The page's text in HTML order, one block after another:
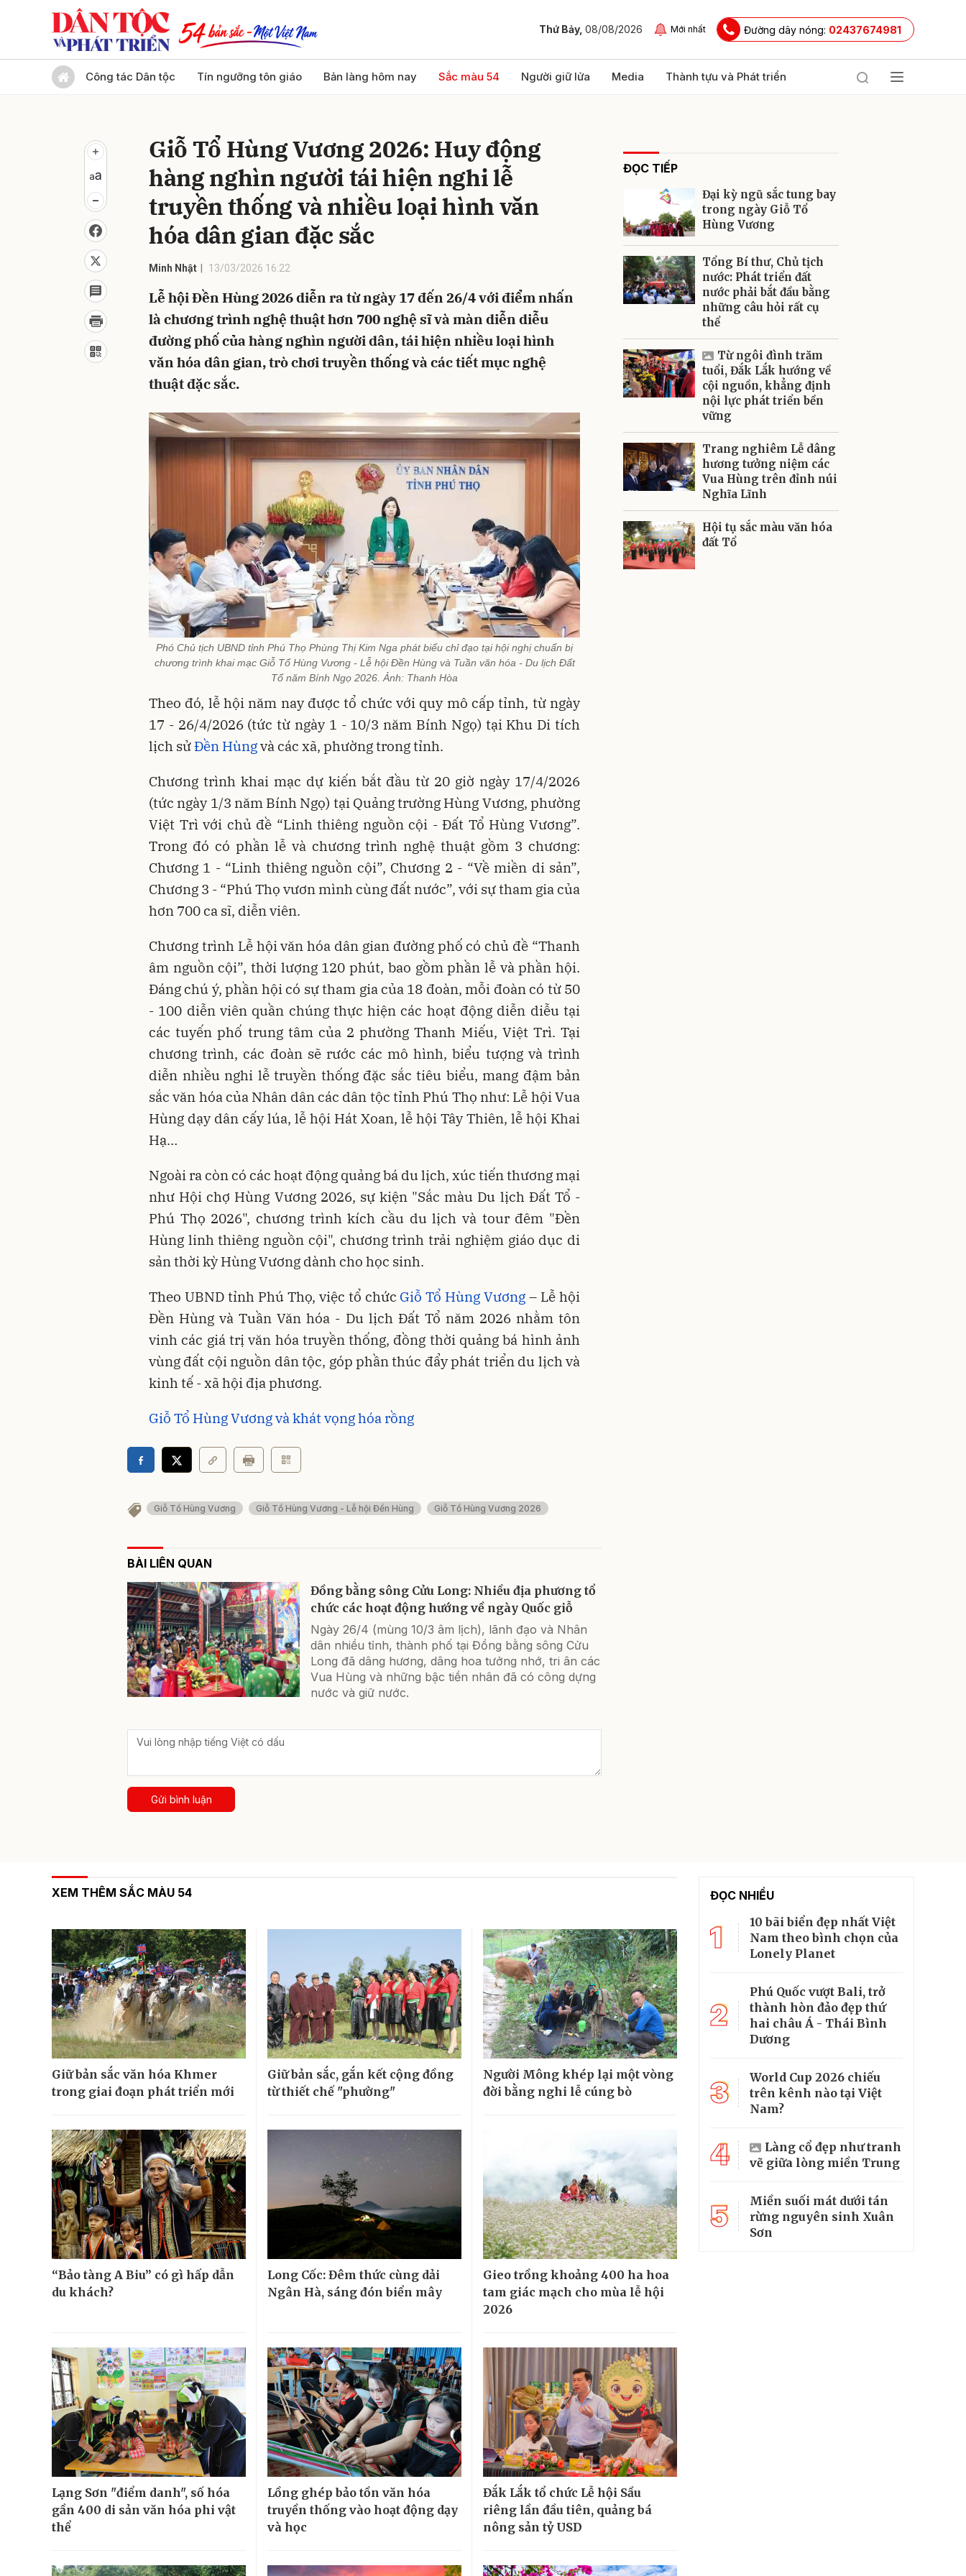
Thứ Bảy, 08/08/2026 Mới nhất Đường dây nóng: 02437674981
Công tác Dân tộc Tín ngưỡng tôn giáo Bản làng hôm nay Sắc màu 54 Người giữ lửa Media Thành tựu và Phát triển
Giỗ Tổ Hùng Vương 2026: Huy động
hàng nghìn người tái hiện nghi lễ
truyền thống và nhiều loại hình văn
hóa dân gian đặc sắc
Minh Nhật 13/03/2026 16:22
Lễ hội Đền Hùng 2026 diễn ra từ ngày 17 đến 26/4 với điểm nhấn
là chương trình nghệ thuật hơn 700 nghệ sĩ và màn diễn diễu
đường phố của hàng nghìn người dân, tái hiện nhiều loại hình
văn hóa dân gian, trò chơi truyền thống và các tiết mục nghệ
thuật đặc sắc.
Phó Chủ tịch UBND tỉnh Phú Thọ Phùng Thị Kim Nga phát biểu chỉ đạo tại hội nghị chuẩn bị
chương trình khai mạc Giỗ Tổ Hùng Vương - Lễ hội Đền Hùng và Tuần văn hóa - Du lịch Đất
Tổ năm Bính Ngọ 2026. Ảnh: Thanh Hòa
Theo đó, lễ hội năm nay được tổ chức với quy mô cấp tỉnh, từ ngày
17 - 26/4/2026 (tức từ ngày 1 - 10/3 năm Bính Ngọ) tại Khu Di tích
lịch sửĐền Hùngvà các xã, phường trong tỉnh.
Chương trình khai mạc dự kiến bắt đầu từ 20 giờ ngày 17/4/2026
(tức ngày 1/3 năm Bính Ngọ) tại Quảng trường Hùng Vương, phường
Việt Trì với chủ đề “Linh thiêng nguồn cội - Đất Tổ Hùng Vương”.
Trong đó có phần lễ và chương trình nghệ thuật gồm 3 chương:
Chương 1 - “Linh thiêng nguồn cội”, Chương 2 - “Về miền di sản”,
Chương 3 - “Phú Thọ vươn mình cùng đất nước”, với sự tham gia của
hơn 700 ca sĩ, diễn viên.
Chương trình Lễ hội văn hóa dân gian đường phố có chủ đề “Thanh
âm nguồn cội”, thời lượng 120 phút, bao gồm phần lễ và phần hội.
Đáng chú ý, phần hội có sự tham gia của 18 đoàn, mỗi đoàn có từ 50
- 100 diễn viên quần chúng thực hiện các hoạt động diễn diễu tại
các tuyến phố trung tâm của 2 phường Thanh Miếu, Việt Trì. Tại
chương trình, các đoàn sẽ rước các mô hình, biểu tượng và trình
diễn nhiều nghi lễ truyền thống đặc sắc tiêu biểu, mang đậm bản
sắc văn hóa của Nhân dân các dân tộc tỉnh Phú Thọ như: Lễ hội Vua
Hùng dạy dân cấy lúa, lễ hội Hát Xoan, lễ hội Tây Thiên, lễ hội Khai
Hạ…
Ngoài ra còn có các hoạt động quảng bá du lịch, xúc tiến thương mại
như Hội chợ Hùng Vương 2026, sự kiện "Sắc màu Du lịch Đất Tổ -
Phú Thọ 2026", chương trình kích cầu du lịch và tour đêm "Đền
Hùng linh thiêng nguồn cội", chương trình trải nghiệm giáo dục di
sản thời kỳ Hùng Vương dành cho học sinh.
Theo UBND tỉnh Phú Thọ, việc tổ chức Giỗ Tổ Hùng Vương – Lễ hội
Đền Hùng và Tuần Văn hóa - Du lịch Đất Tổ năm 2026 nhằm tôn
vinh các giá trị văn hóa truyền thống, đồng thời quảng bá hình ảnh
vùng đất cội nguồn dân tộc, góp phần thúc đẩy phát triển du lịch và
kinh tế - xã hội địa phương.
Giỗ Tổ Hùng Vương và khát vọng hóa rồng
Giỗ Tổ Hùng Vương Giỗ Tổ Hùng Vương - Lễ hội Đền Hùng Giỗ Tổ Hùng Vương 2026
BÀI LIÊN QUAN
Đồng bằng sông Cửu Long: Nhiều địa phương tổ
chức các hoạt động hướng về ngày Quốc giỗ
Ngày 26/4 (mùng 10/3 âm lịch), lãnh đạo và Nhân
dân nhiều tỉnh, thành phố tại Đồng bằng sông Cửu
Long đã dâng hương, dâng hoa tưởng nhớ, tri ân các
Vua Hùng và những bậc tiền nhân đã có công dựng
nước và giữ nước.
Gửi bình luận
ĐỌC TIẾP
Đại kỳ ngũ sắc tung bay
trong ngày Giỗ Tổ
Hùng Vương
Tổng Bí thư, Chủ tịch
nước: Phát triển đất
nước phải bắt đầu bằng
những câu hỏi rất cụ
thể
Từ ngôi đình trăm
tuổi, Đắk Lắk hướng về
cội nguồn, khẳng định
nội lực phát triển bền
vững
Trang nghiêm Lễ dâng
hương tưởng niệm các
Vua Hùng trên đỉnh núi
Nghĩa Lĩnh
Hội tụ sắc màu văn hóa
đất Tổ
XEM THÊM SẮC MÀU 54
Giữ bản sắc văn hóa Khmer
trong giai đoạn phát triển mới
Giữ bản sắc, gắn kết cộng đồng
từ thiết chế "phường"
Người Mông khép lại một vòng
đời bằng nghi lễ cúng bò
“Bảo tàng A Biu” có gì hấp dẫn
du khách?
Long Cốc: Đêm thức cùng dải
Ngân Hà, sáng đón biển mây
Gieo trồng khoảng 400 ha hoa
tam giác mạch cho mùa lễ hội
2026
Lạng Sơn "điểm danh", số hóa
gần 400 di sản văn hóa phi vật
thể
Lồng ghép bảo tồn văn hóa
truyền thống vào hoạt động dạy
và học
Đắk Lắk tổ chức Lễ hội Sầu
riêng lần đầu tiên, quảng bá
nông sản tỷ USD
ĐỌC NHIỀU
1
10 bãi biển đẹp nhất Việt
Nam theo bình chọn của
Lonely Planet
2
Phú Quốc vượt Bali, trở
thành hòn đảo đẹp thứ
hai châu Á - Thái Bình
Dương
3
World Cup 2026 chiếu
trên kênh nào tại Việt
Nam?
4
Làng cổ đẹp như tranh
vẽ giữa lòng miền Trung
5
Miền suối mát dưới tán
rừng nguyên sinh Xuân
Sơn
Gửi bình luận
Gửi